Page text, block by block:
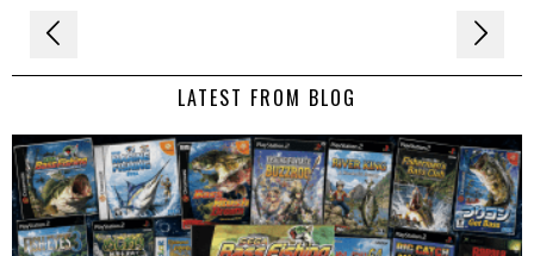
Navigation
de LATEST FROM BLOG